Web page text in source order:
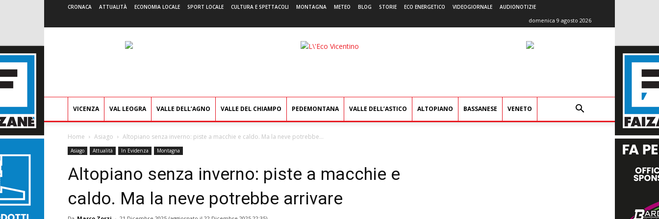
CRONACA ATTUALITÀ ECONOMIA LOCALE SPORT LOCALE CULTURA E SPETTACOLI MONTAGNA METEO BLOG STORIE ECO ENERGETICO VIDEOGIORNALE AUDIONOTIZIE
domenica 9 agosto 2026
L'Eco
VICENZA VAL LEOGRA VALLE DELL’AGNO VALLE DEL CHIAMPO PEDEMONTANA VALLE DELL’ASTICO ALTOPIANO BASSANESE VENETO
Home Asiago Altopiano senza inverno: piste a macchie e caldo. Ma la neve potrebbe...
Asiago Attualità In Evidenza Montagna
Altopiano senza inverno: piste a macchie e
caldo. Ma la neve potrebbe arrivare